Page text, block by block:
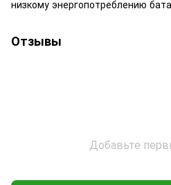
низкому энергопотреблению
Отзывы
Добавьте